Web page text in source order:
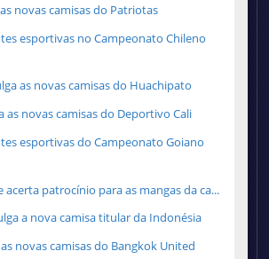
novas camisas do Patriotas
esportivas no Campeonato Chileno
as novas camisas do Huachipato
as novas camisas do Deportivo Cali
esportivas do Campeonato Goiano
acerta patrocínio para as mangas da ca...
a nova camisa titular da Indonésia
novas camisas do Bangkok United